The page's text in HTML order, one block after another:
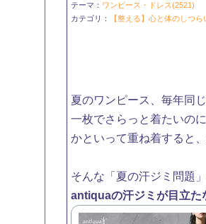
テーマ： ワンピース・ドレス(2521)
カテゴリ：
【整える】心と体のしつら
夏のワンピース、毎年同
一枚でさらっと着たいの
かといって重ね着すると
そんな「夏の汗ジミ問題
antiquaの汗ジミが目立た